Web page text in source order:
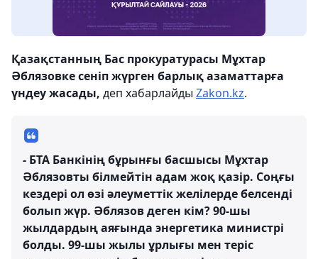
Қазақстанның Бас прокуратурасы Мұхтар
Әблязовке сеніп жүрген барлық азаматтарға
үндеу жасады, деп хабарлайды Zakon.kz.
- БТА Банкінің бұрынғы басшысы Мұхтар
Әблязовты білмейтін адам жоқ қазір. Соңғы
кездері ол өзі әлеуметтік желілерде белсенді
болып жүр. Әблязов деген кім? 90-шы
жылдардың аяғында энергетика министрі
болды. 99-шы жылы ұрлығы мен теріс